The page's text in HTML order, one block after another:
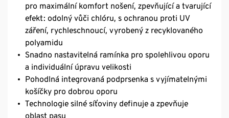
pro maximální komfort nošení, zpevňující a tvarující
efekt: odolný vůči chlóru, s ochranou proti UV
záření, rychleschnoucí, vyrobený z recyklovaného
polyamidu
Snadno nastavitelná ramínka pro spolehlivou oporu
a individuální úpravu velikosti
Pohodlná integrovaná podprsenka s vyjímatelnými
košíčky pro dobrou oporu
Technologie silné síťoviny definuje a zpevňuje
oblast pasu